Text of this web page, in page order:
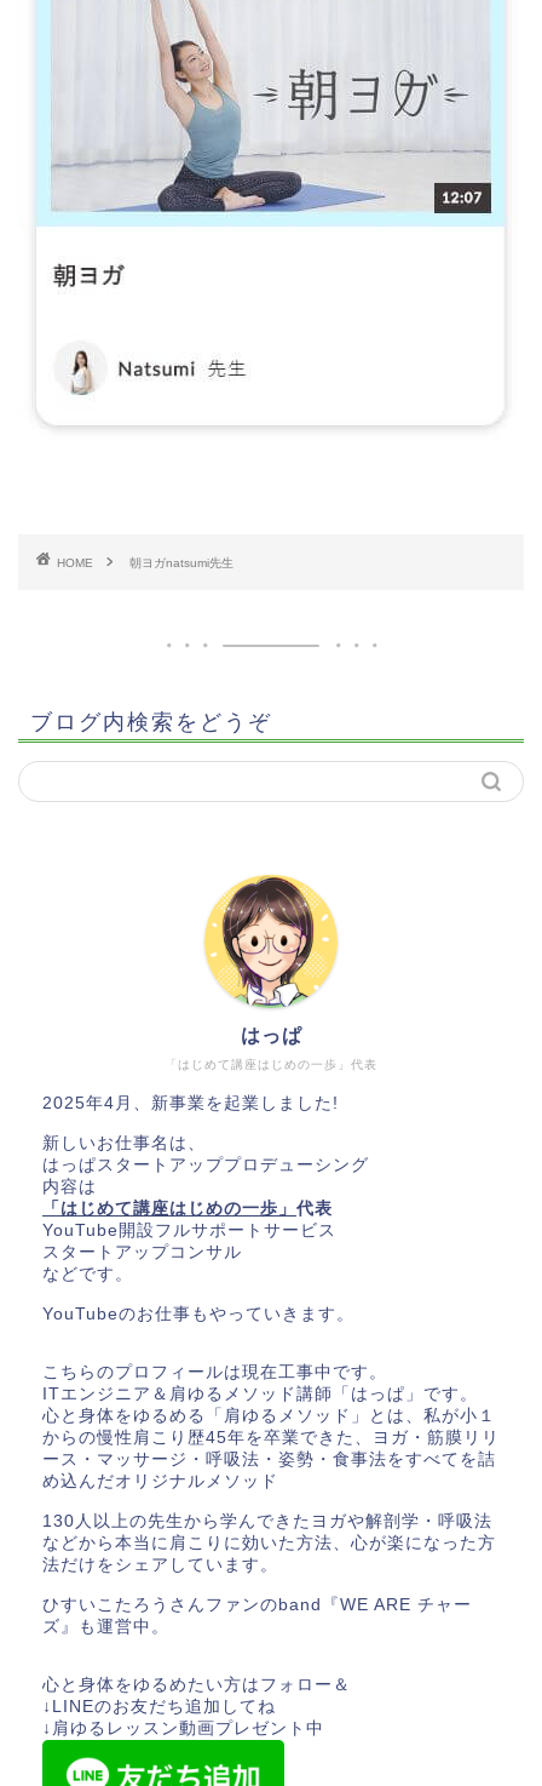
HOME 朝ヨガnatsumi先生
ブログ内検索をどうぞ
「はじめて講座はじめの一歩」代表
はっぱ
2025年4月、新事業を起業しました!
新しいお仕事名は、
はっぱスタートアッププロデューシング
内容は
「はじめて講座はじめの一歩」 代表
YouTube開設フルサポートサービス
スタートアップコンサル
などです。
YouTubeのお仕事もやっていきます。
こちらのプロフィールは現在工事中です。
ITエンジニア＆肩ゆるメソッド講師「はっぱ」です。
心と身体をゆるめる「肩ゆるメソッド」とは、私が小１
からの慢性肩こり歴45年を卒業できた、ヨガ・筋膜リリ
ース・マッサージ・呼吸法・姿勢・食事法をすべてを詰
め込んだオリジナルメソッド
130人以上の先生から学んできたヨガや解剖学・呼吸法
などから本当に肩こりに効いた方法、心が楽になった方
法だけをシェアしています。
ひすいこたろうさんファンのband『WE ARE チャー
ズ』も運営中。
心と身体をゆるめたい方はフォロー＆
↓LINEのお友だち追加してね
↓肩ゆるレッスン動画プレゼント中